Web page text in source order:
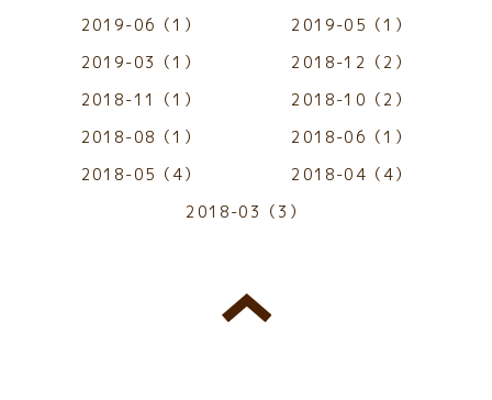
2019-06（1）
2019-05（1）
2019-03（1）
2018-12（2）
2018-11（1）
2018-10（2）
2018-08（1）
2018-06（1）
2018-05（4）
2018-04（4）
2018-03（3）